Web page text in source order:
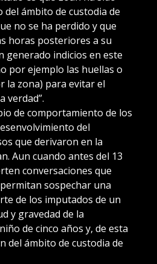
ámbito de custodia de
no se ha perdido y que
horas posteriores a su
generado indicios en este
por ejemplo las huellas o
la zona) para evitar el
verdad”.
de comportamiento de los
del
que derivaron en la
Aun cuando antes del 13
conversaciones que
sospechar una
de los imputados de un
y gravedad de la
de cinco años y, de esta
del ámbito de custodia de